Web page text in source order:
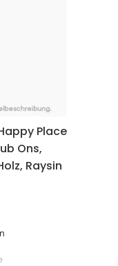
Place
Ons,
Raysin